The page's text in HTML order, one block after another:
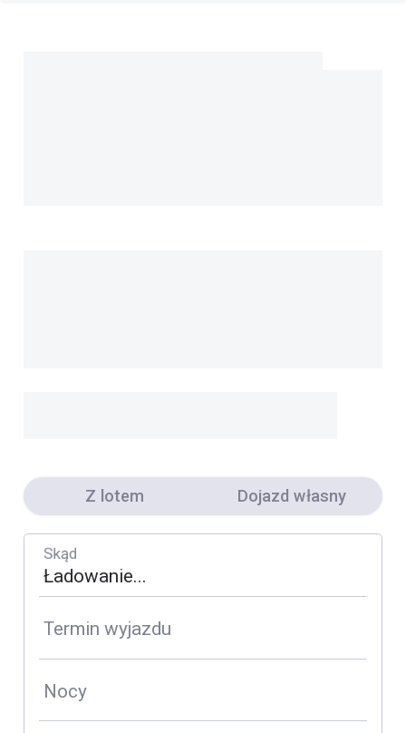
Z lotem Dojazd własny
Skąd
Termin wyjazdu
Nocy